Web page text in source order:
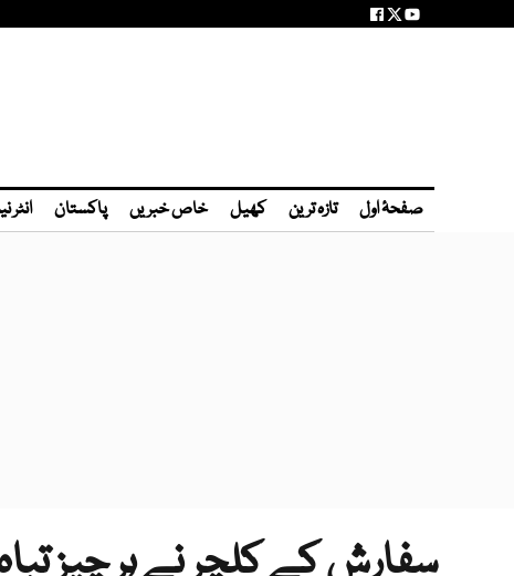
صفحۂ اول تازہ ترین کھیل خاص خبریں پاکستان انٹر